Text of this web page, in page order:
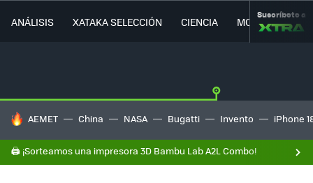
ANÁLISIS XATAKA SELECCIÓN CIENCIA MOVILIDAD
Suscríbete a
HOY SE HABLA DE
AEMET China NASA Bugatti Invento iPhone
🖨️ ¡Sorteamos una impresora 3D Bambu Lab A2L Combo!